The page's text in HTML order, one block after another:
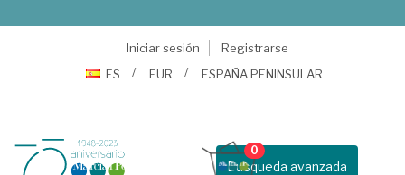
Iniciar sesión
Registrarse
ES
EUR ESPAÑA PENINSULAR
Busqueda avanzada
0